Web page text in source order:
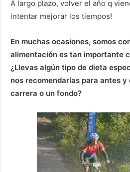
A largo plazo, volver el año q
intentar mejorar los tiempos!
En muchas ocasiones, somos
alimentación es tan importante
¿Llevas algún tipo de dieta
nos recomendarías para antes y
carrera o un fondo?